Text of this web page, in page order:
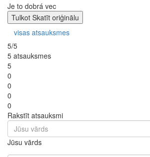
Je to dobrá vec
Tulkot Skatīt oriģinālu
visas atsauksmes
5/5
5 atsauksmes
5
0
0
0
0
Rakstīt atsauksmi
Jūsu vārds